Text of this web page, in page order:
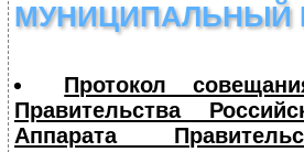
МУНИЦИПАЛЬНЫЙ
Протокол
Правительства
Аппарата